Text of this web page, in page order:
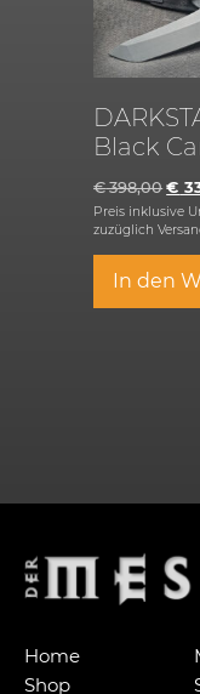
Black
€398,00 €
Preis inklusive
zuzüglich
In den
Home
Shop